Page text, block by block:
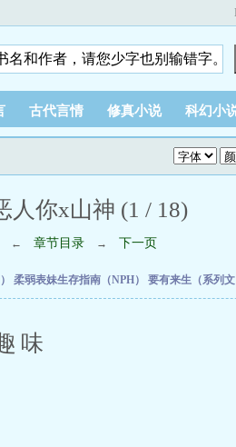
古代言情 修真小说 科幻小
人你x山神 (1 / 18)
← 章节目录 → 下一页
柔弱表妹生存指南（NPH） 要有来生（系列
味